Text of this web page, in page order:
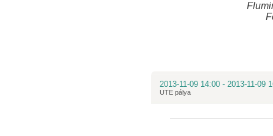
2013-11-09 14:00 - 2013-11-09
UTE pálya